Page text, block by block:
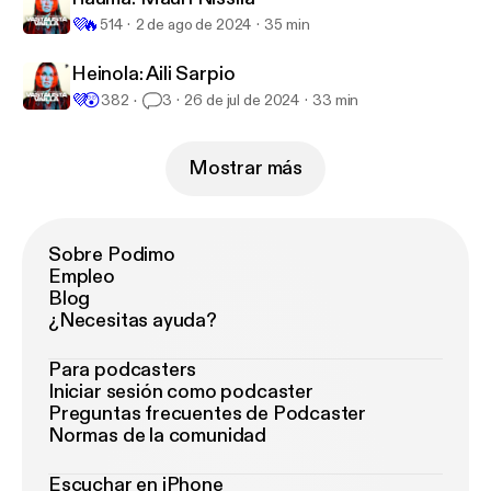
💜🔥 514 2 de ago de 2024 35 min
Heinola: Aili Sarpio
💜😲382 3 26 de jul de 2024 33 min
Mostrar más
Sobre Podimo
Empleo
Blog
¿Necesitas ayuda?
Para podcasters
Iniciar sesión como podcaster
Preguntas frecuentes de Podcaster
Normas de la comunidad
Escuchar en iPhone